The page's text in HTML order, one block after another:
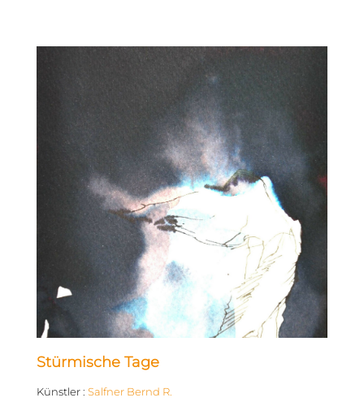
Stürmische Tage
Künstler: Salfner Bernd R.